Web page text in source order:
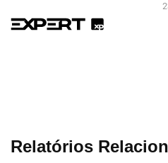
Relatórios